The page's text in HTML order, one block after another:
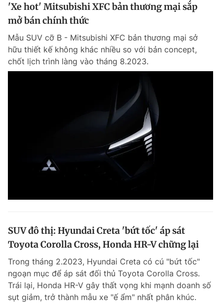
'Xe hot' Mitsubishi XFC bản thương mại sắp
mở bán chính thức
Mẫu SUV cỡ B - Mitsubishi XFC bản thương mại sở
hữu thiết kế không khác nhiều so với bản concept,
chốt lịch trình làng vào tháng 8.2023.
SUV đô thị: Hyundai Creta 'bứt tốc' áp sát
Toyota Corolla Cross, Honda HR-V chững lại
Trong tháng 2.2023, Hyundai Creta có cú "bứt tốc"
ngoạn mục để áp sát đối thủ Toyota Corolla Cross.
Trái lại, Honda HR-V gây thất vọng khi mạnh doanh số
sụt giảm, trở thành mẫu xe "ế ẩm" nhất phân khúc.